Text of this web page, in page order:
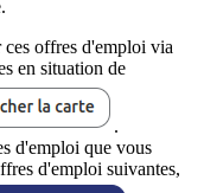
offres d'emploi via
en situation de
.
d'emploi que vous
d'emploi suivantes,